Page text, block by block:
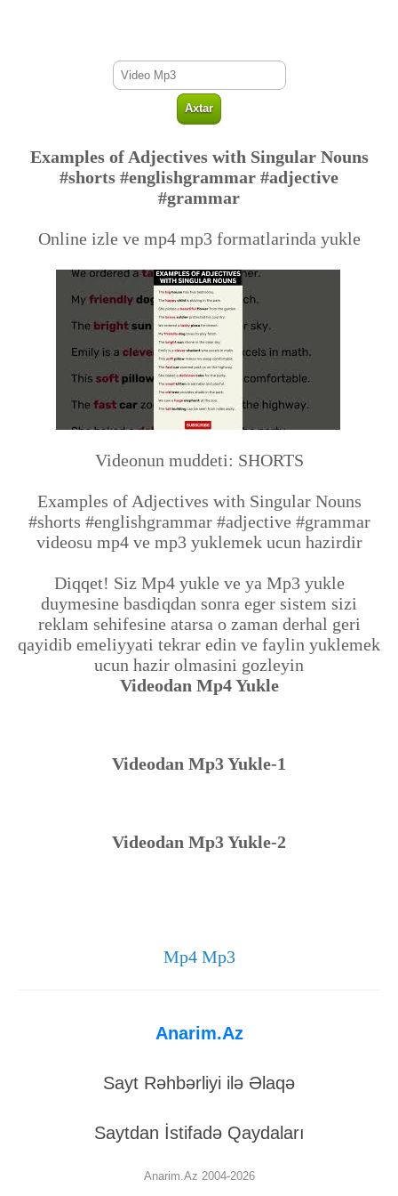
Examples of Adjectives with Singular Nouns
#shorts #englishgrammar #adjective
#grammar
Online izle ve mp4 mp3 formatlarinda yukle
Videonun muddeti: SHORTS
Examples of Adjectives with Singular Nouns
#shorts #englishgrammar #adjective #grammar
videosu mp4 ve mp3 yuklemek ucun hazirdir
Diqqet! Siz Mp4 yukle ve ya Mp3 yukle
duymesine basdiqdan sonra eger sistem sizi
reklam sehifesine atarsa o zaman derhal geri
qayidib emeliyyati tekrar edin ve faylin yuklemek
ucun hazir olmasini gozleyin
Videodan Mp4 Yukle
Videodan Mp3 Yukle-1
Videodan Mp3 Yukle-2
Mp4 Mp3
Anarim.Az
Sayt Rəhbərliyi ilə Əlaqə
Saytdan İstifadə Qaydaları
Anarim.Az 2004-2026